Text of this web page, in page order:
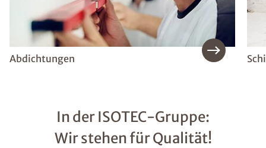
Abdichtungen
In der ISOTEC-Gruppe:
Wir stehen für Qualität!